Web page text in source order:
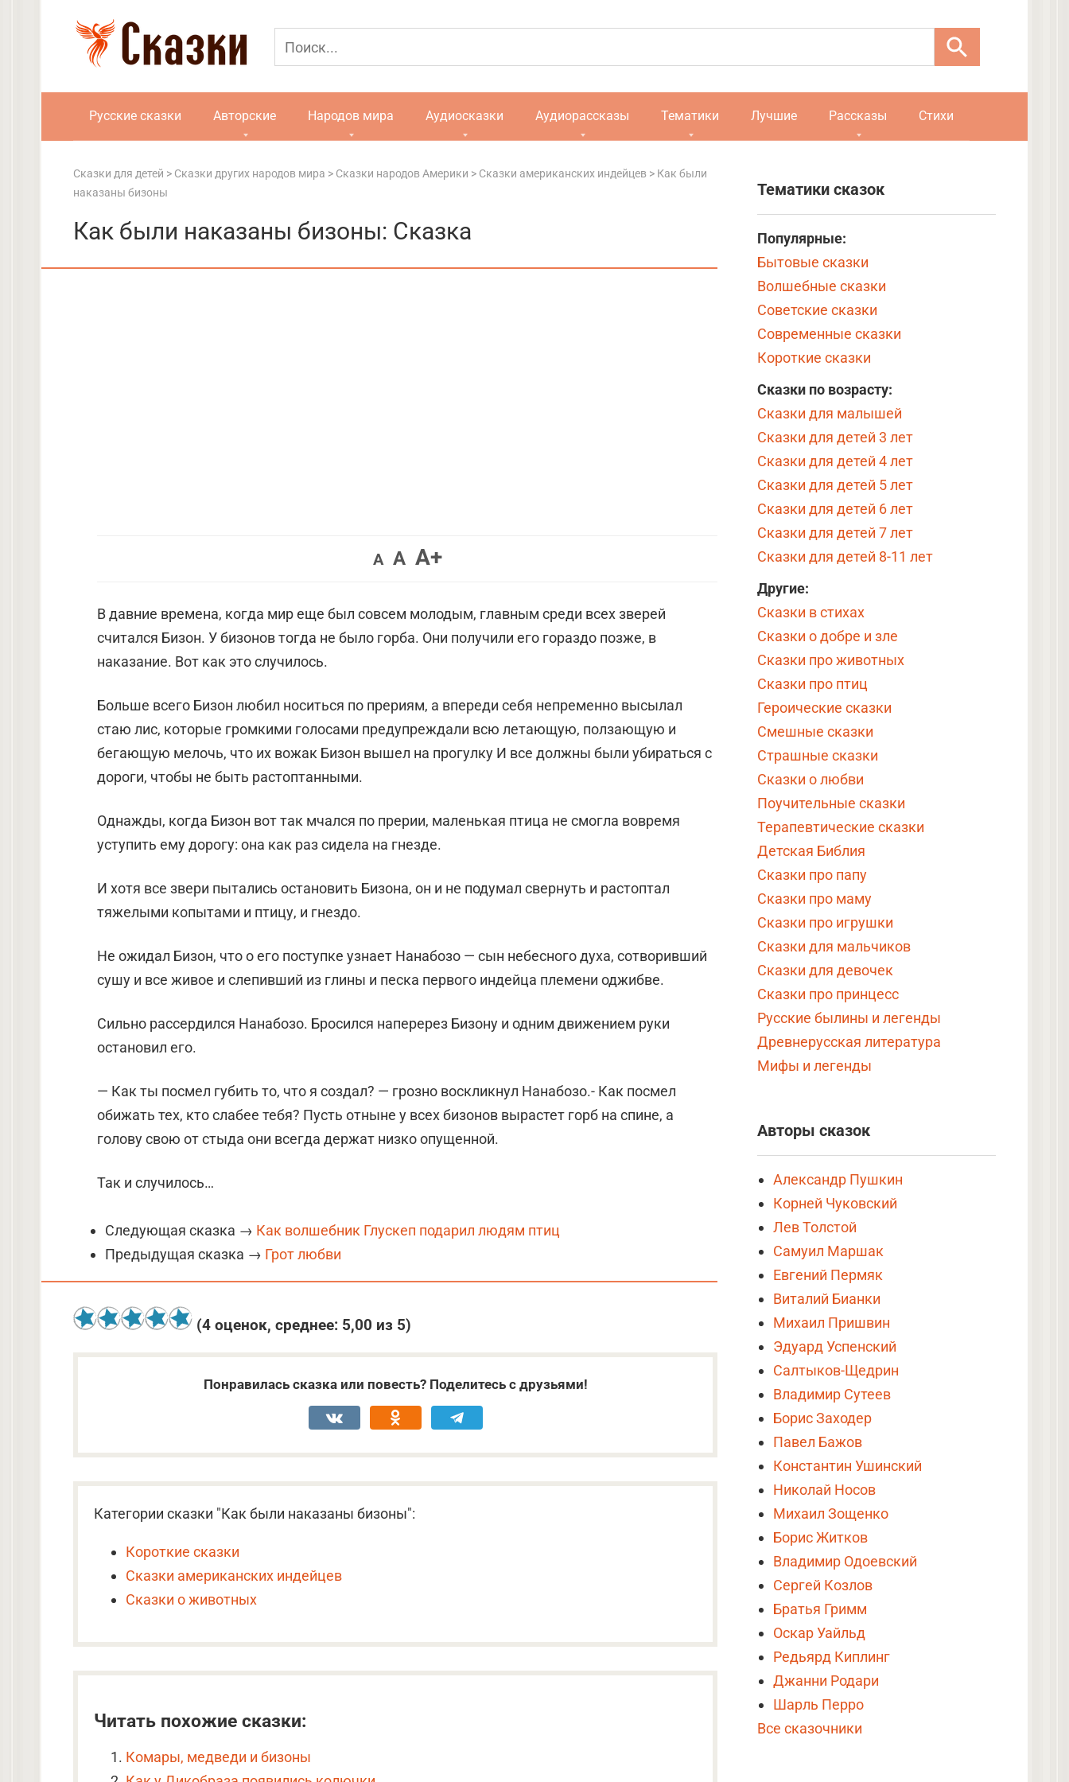
Русские сказки Авторские Народов мира Аудиосказки Аудиорассказы Тематики Лучшие Рассказы Стихи
Сказки для детей > Сказки других народов мира > Сказки народов Америки > Сказки американских индейцев > Как были
наказаны бизоны
Как были наказаны бизоны: Сказка
AУменьшить
AВернуть
A+Увеличить
В давние времена, когда мир еще был совсем молодым, главным среди всех зверей
считался Бизон. У бизонов тогда не было горба. Они получили его гораздо позже, в
наказание. Вот как это случилось.
Больше всего Бизон любил носиться по прериям, а впереди себя непременно высылал
стаю лис, которые громкими голосами предупреждали всю летающую, ползающую и
бегающую мелочь, что их вожак Бизон вышел на прогулку И все должны были убираться с
дороги, чтобы не быть растоптанными.
Однажды, когда Бизон вот так мчался по прерии, маленькая птица не смогла вовремя
уступить ему дорогу: она как раз сидела на гнезде.
И хотя все звери пытались остановить Бизона, он и не подумал свернуть и растоптал
тяжелыми копытами и птицу, и гнездо.
Не ожидал Бизон, что о его поступке узнает Нанабозо — сын небесного духа, сотворивший
сушу и все живое и слепивший из глины и песка первого индейца племени оджибве.
Сильно рассердился Нанабозо. Бросился наперерез Бизону и одним движением руки
остановил его.
— Как ты посмел губить то, что я создал? — грозно воскликнул Нанабозо.- Как посмел
обижать тех, кто слабее тебя? Пусть отныне у всех бизонов вырастет горб на спине, а
голову свою от стыда они всегда держат низко опущенной.
Так и случилось…
Следующая сказка → Как волшебник Глускеп подарил людям птиц
Предыдущая сказка → Грот любви
(4 оценок, среднее: 5,00 из 5)
Понравилась сказка или повесть? Поделитесь с друзьями!
Категории сказки "Как были наказаны бизоны":
Короткие сказки
Сказки американских индейцев
Сказки о животных
Читать похожие сказки:
Комары, медведи и бизоны
Тематики сказок
Популярные:
Бытовые сказки
Волшебные сказки
Советские сказки
Современные сказки
Короткие сказки
Сказки по возрасту:
Сказки для малышей
Сказки для детей 3 лет
Сказки для детей 4 лет
Сказки для детей 5 лет
Сказки для детей 6 лет
Сказки для детей 7 лет
Сказки для детей 8-11 лет
Другие:
Сказки в стихах
Сказки о добре и зле
Сказки про животных
Сказки про птиц
Героические сказки
Смешные сказки
Страшные сказки
Сказки о любви
Поучительные сказки
Терапевтические сказки
Детская Библия
Сказки про папу
Сказки про маму
Сказки про игрушки
Сказки для мальчиков
Сказки для девочек
Сказки про принцесс
Русские былины и легенды
Древнерусская литература
Мифы и легенды
Авторы сказок
Александр Пушкин
Корней Чуковский
Лев Толстой
Самуил Маршак
Евгений Пермяк
Виталий Бианки
Михаил Пришвин
Эдуард Успенский
Салтыков-Щедрин
Владимир Сутеев
Борис Заходер
Павел Бажов
Константин Ушинский
Николай Носов
Михаил Зощенко
Борис Житков
Владимир Одоевский
Сергей Козлов
Братья Гримм
Оскар Уайльд
Редьярд Киплинг
Джанни Родари
Шарль Перро
Все сказочники